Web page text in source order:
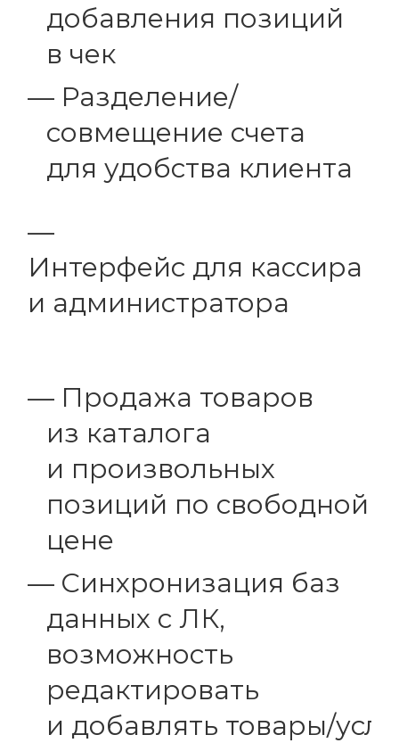
добавления позиций
в чек
Разделение/
совмещение счета
для удобства клиента
Интерфейс для кассира
и администратора
Продажа товаров
из каталога
и произвольных
позиций по свободной
цене
Синхронизация баз
данных с ЛК,
возможность
редактировать
и добавлять товары/